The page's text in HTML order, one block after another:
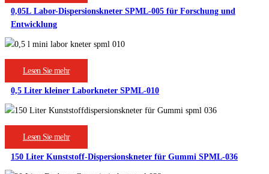
0,05L Labor-Dispersionskneter SPML-005 für Forschung und
Entwicklung
Lesen Sie mehr
0,5 Liter kleiner Laborkneter SPML-010
Lesen Sie mehr
150 Liter Kunststoff-Dispersionskneter für Gummi SPML-036